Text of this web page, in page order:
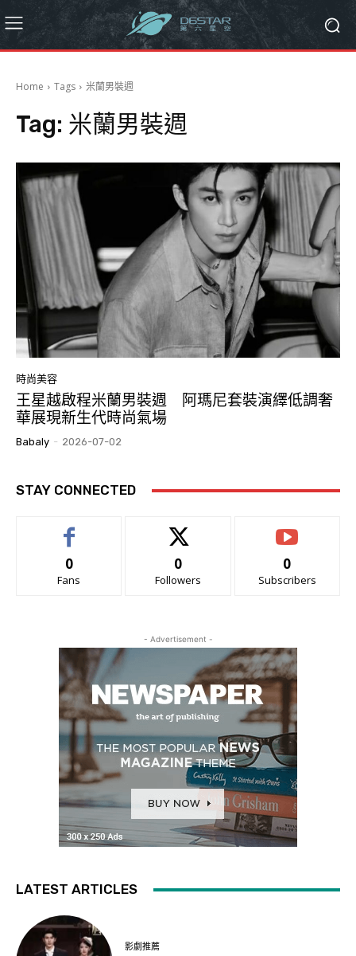
Home Tags 米蘭男裝週
Tag: 米蘭男裝週
時尚美容
王星越啟程米蘭男裝週 阿瑪尼套裝演繹低調奢
華展現新生代時尚氣場
Babaly - 2026-07-02
STAY CONNECTED
0
Fans
0
Followers
0
Subscribers
- Advertisement -
LATEST ARTICLES
影劇推薦